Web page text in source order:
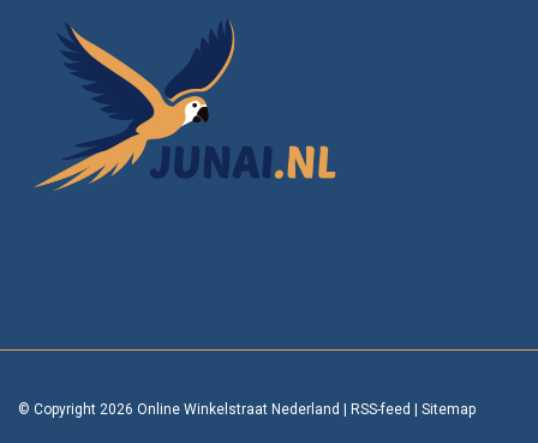
© Copyright 2026 Online Winkelstraat Nederland RSS-feed Sitemap